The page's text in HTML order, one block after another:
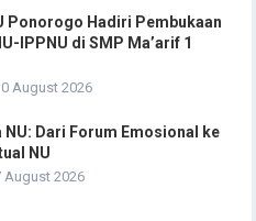
Ponorogo Hadiri Pembukaan
IPPNU di SMP Ma’arif 1
August 2026
NU: Dari Forum Emosional ke
NU
2026